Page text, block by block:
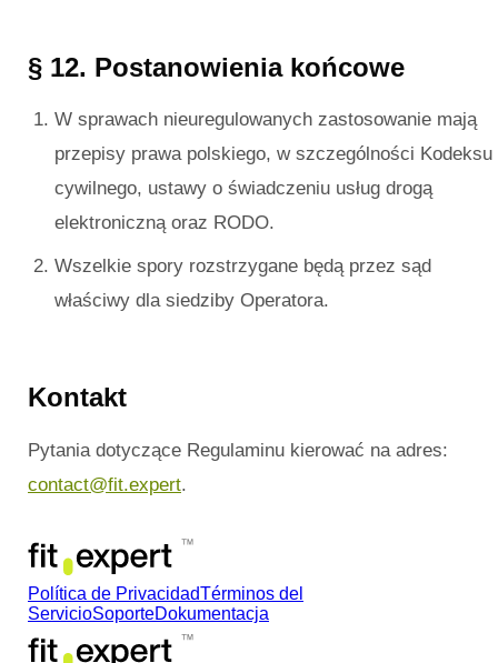
§ 12. Postanowienia końcowe
W sprawach nieuregulowanych zastosowanie mają
przepisy prawa polskiego, w szczególności Kodeksu
cywilnego, ustawy o świadczeniu usług drogą
elektroniczną oraz RODO.
Wszelkie spory rozstrzygane będą przez sąd
właściwy dla siedziby Operatora.
Kontakt
Pytania dotyczące Regulaminu kierować na adres:
contact@fit.expert.
Política de PrivacidadTérminos del
ServicioSoporteDokumentacja